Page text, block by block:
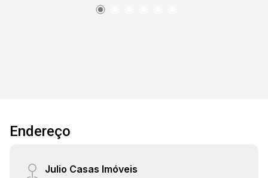
integradas - Cozinha ampla - Lavanderia e
Endereço
Julio Casas Imóveis